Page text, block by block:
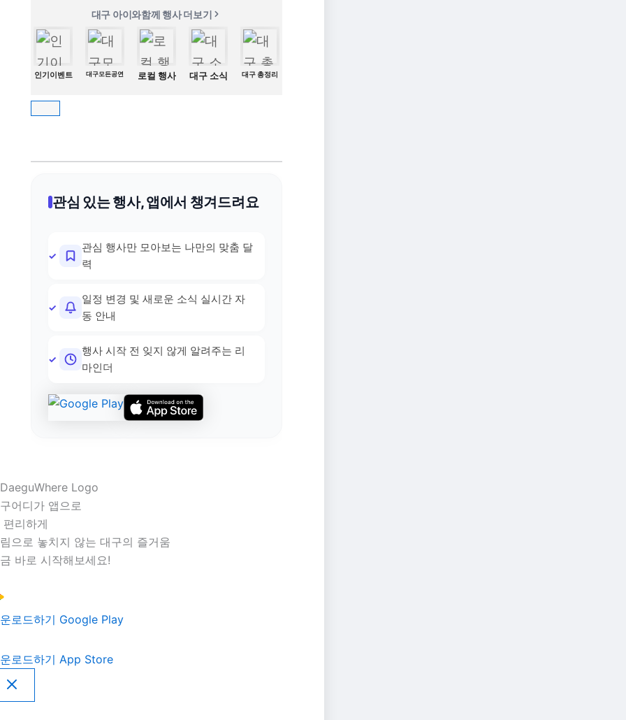
대구 아이와함께 행사 더보기
인기이벤트 대구모든공연 로컬 행사 대구 소식 대구 총정리
관심 있는 행사, 앱에서 챙겨드려요
관심 행사만 모아보는 나만의 맞춤 달
력
일정 변경 및 새로운 소식 실시간 자
동 안내
행사 시작 전 잊지 않게 알려주는 리
마인더
어디가 앱으로
편리하게
으로 놓치지 않는 대구의 즐거움
바로 시작해보세요!
로드하기 Google Play
로드하기 App Store